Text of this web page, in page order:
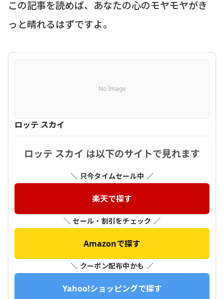
この記事を読めば、あなたの心のモヤモヤがき
っと晴れるはずですよ。
No Image
ロッテ スカイ
ロッテ スカイ は以下のサイトで見れます
＼ 只今タイムセール中 ／
楽天で探す
＼ セール・割引をチェック ／
Amazonで探す
＼ クーポン配布中かも ／
Yahoo!ショッピングで探す